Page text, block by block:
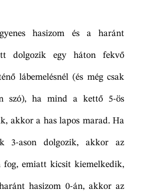
hasizom és a haránt
dolgozik egy háton fekvő
lábemelésnél (és még csak
szó), ha mind a kettő 5-ös
akkor a has lapos marad. Ha
3-ason dolgozik, akkor az
fog, emiatt kicsit kiemelkedik,
hasizom 0-án, akkor az